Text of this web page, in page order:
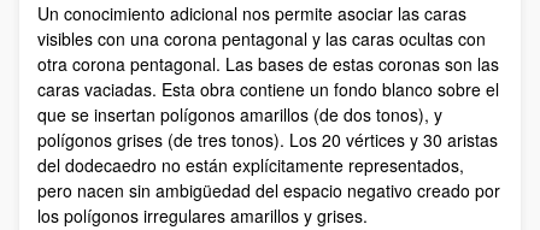
Un conocimiento adicional nos permite asociar las caras
visibles con una corona pentagonal y las caras ocultas con
otra corona pentagonal. Las bases de estas coronas son las
caras vaciadas. Esta obra contiene un fondo blanco sobre el
que se insertan polígonos amarillos (de dos tonos), y
polígonos grises (de tres tonos). Los 20 vértices y 30 aristas
del dodecaedro no están explícitamente representados,
pero nacen sin ambigüedad del espacio negativo creado por
los polígonos irregulares amarillos y grises.